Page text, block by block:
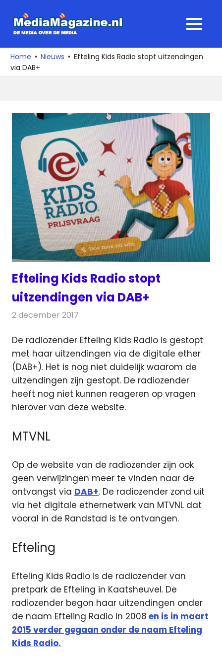
naar
media
over
de
MENU
Home Nieuws
Efteling Kids Radio stopt uitzendingen
via DAB+
Efteling Kids Radio stopt
uitzendingen via DAB+
2 december 2017
De radiozender Efteling Kids Radio is gestopt
met haar uitzendingen via de digitale ether
(DAB+). Het is nog niet duidelijk waarom de
uitzendingen zijn gestopt. De radiozender
heeft nog niet kunnen reageren op vragen
hierover van deze website.
MTVNL
Op de website van de radiozender zijn ook
geen verwijzingen meer te vinden naar de
ontvangst via DAB+. De radiozender zond uit
via het digitale ethernetwerk van MTVNL dat
vooral in de Randstad is te ontvangen.
Efteling
Efteling Kids Radio is de radiozender van
pretpark de Efteling in Kaatsheuvel. De
radiozender begon haar uitzendingen onder
de naam Efteling Radio in 2008 en is in maart
2015 verder gegaan onder de naam Efteling
Kids Radio.